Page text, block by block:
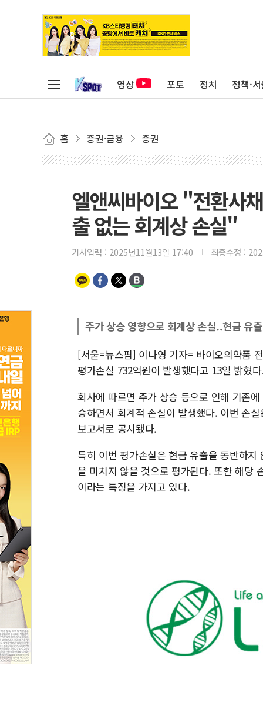
영상 포토 정치 정책·
홈 증권·금융 증권
엘앤씨바이오 "전환사
출 없는 회계상 손실"
기사입력 : 2025년11월13일 17:40 최종수정 :
주가 상승 영향으로 회계상 손실..현금 유
[서울=뉴스핌] 이나영 기자= 바이오의약품
평가손실 732억원이 발생했다고 13일 밝혔
회사에 따르면 주가 상승 등으로 인해 기존
승하면서 회계적 손실이 발생했다. 이번 손
보고서로 공시됐다.
특히 이번 평가손실은 현금 유출을 동반하
을 미치지 않을 것으로 평가된다. 또한 해당
이라는 특징을 가지고 있다.